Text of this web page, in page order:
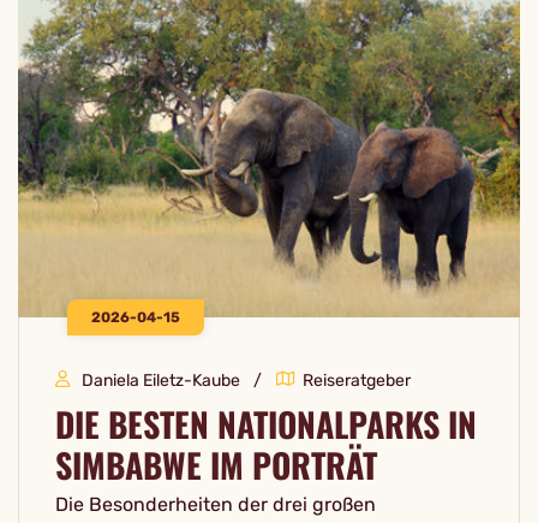
2026-04-15
Daniela Eiletz-Kaube Reiseratgeber
DIE BESTEN NATIONALPARKS IN
SIMBABWE IM PORTRÄT
Die Besonderheiten der drei großen